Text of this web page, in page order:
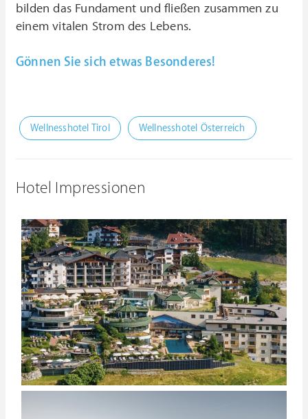
bilden das Fundament und fließen zusammen zu
einem vitalen Strom des Lebens.
Gönnen Sie sich etwas Besonderes!
Wellnesshotel Tirol Wellnesshotel Österreich
Hotel Impressionen